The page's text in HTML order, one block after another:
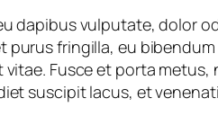
dapibus vulputate, dolor
purus fringilla, eu
Fusce et porta
suscipit lacus, et